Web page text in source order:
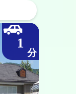
1